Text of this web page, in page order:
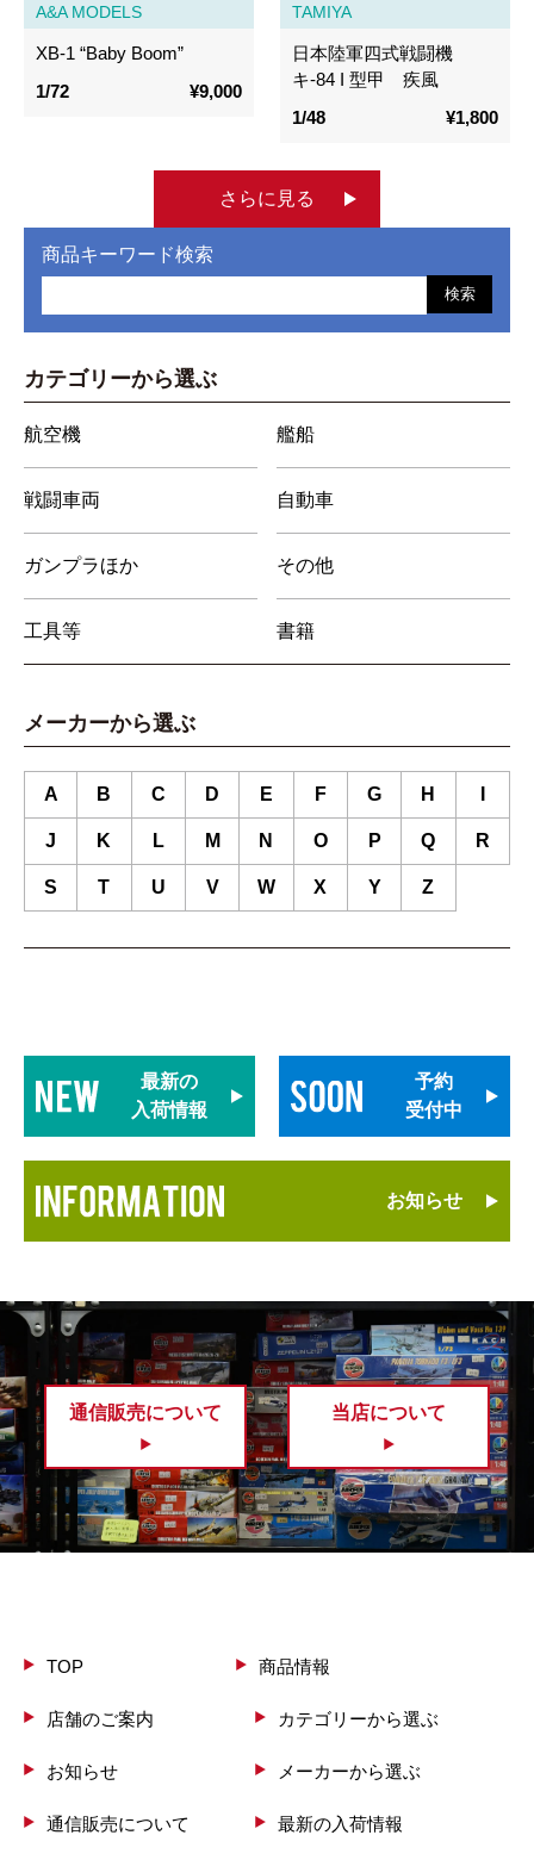
A&A MODELS
XB-1 “Baby Boom”
1/72
¥9,000
TAMIYA
日本陸軍四式戦闘機
キ-84 I 型甲 疾風
1/48
¥1,800
さらに見る
商品キーワード検索
検索
カテゴリーから選ぶ
航空機 艦船
戦闘車両 自動車
ガンプラほか その他
工具等 書籍
メーカーから選ぶ
A B C D E F G H
J K L M N O P Q R
S T U V W X Y Z
最新の
入荷情報
予約
受付中
お知らせ
通信販売について 当店について
TOP
店舗のご案内
お知らせ
通信販売について
商品情報
カテゴリーから選ぶ
メーカーから選ぶ
最新の入荷情報